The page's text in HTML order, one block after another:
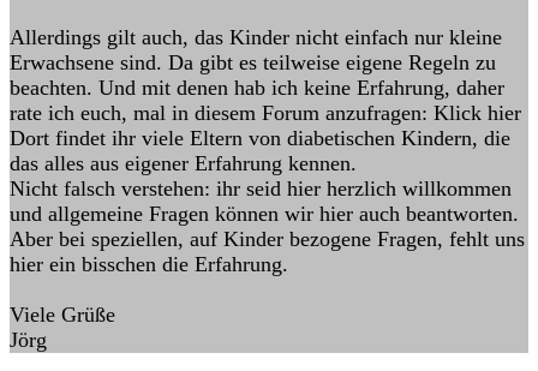
Allerdings gilt auch, das Kinder nicht einfach nur kleine
Erwachsene sind. Da gibt es teilweise eigene Regeln zu
beachten. Und mit denen hab ich keine Erfahrung, daher
rate ich euch, mal in diesem Forum anzufragen: Klick hier
Dort findet ihr viele Eltern von diabetischen Kindern, die
das alles aus eigener Erfahrung kennen.
Nicht falsch verstehen: ihr seid hier herzlich willkommen
und allgemeine Fragen können wir hier auch beantworten.
Aber bei speziellen, auf Kinder bezogene Fragen, fehlt uns
hier ein bisschen die Erfahrung.
Viele Grüße
Jörg